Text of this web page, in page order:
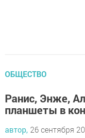
ОБЩЕСТВО
Ранис, Энже,
планшеты в
автор, 26 сентября